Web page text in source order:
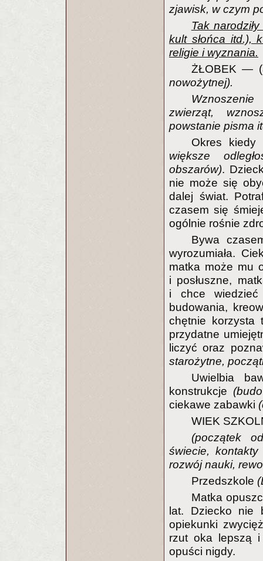
zjawisk, w czym
Tak
kult słońca itd.),
religie i wyznania.
ŻŁOBEK — (
nowożytnej).
zwierząt,
powstanie pisma
Okres kiedy
większe
obszarów).
nie może się
dalej świat.
czasem się
ogólnie rośnie
Bywa
wyrozumiała.
matka może mu
i posłuszne,
i chce
budowania,
chętnie korzysta
przydatne
liczyć oraz
starożytne,
Uwielbia
konstrukcje
ciekawe zabawki
WIEK
(początek
świecie,
rozwój nauki,
Przedszkole
Matka
lat. Dziecko nie
opiekunki
rzut oka lepszą
opuści nigdy.